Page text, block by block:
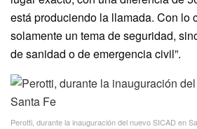
está produciendo la llamada. Con lo
solamente un tema de seguridad,
de sanidad o de emergencia civil”.
Perotti, durante la inauguración del nuevo SICAD en